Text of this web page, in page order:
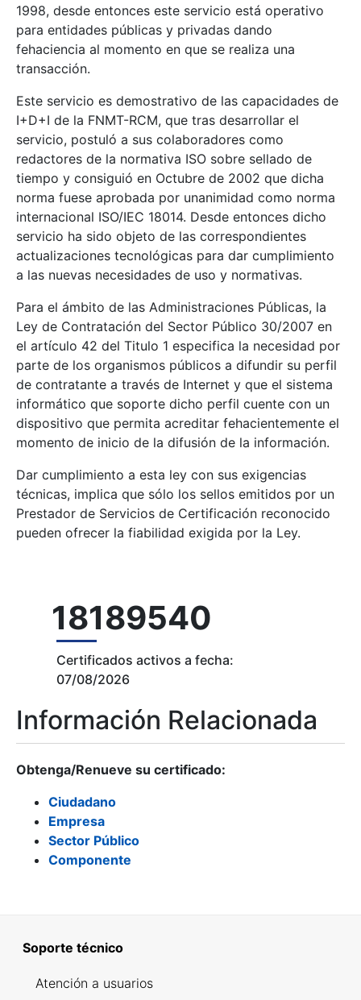
1998, desde entonces este servicio está operativo
para entidades públicas y privadas dando
fehaciencia al momento en que se realiza una
transacción.
Este servicio es demostrativo de las capacidades de
I+D+I de la FNMT-RCM, que tras desarrollar el
servicio, postuló a sus colaboradores como
redactores de la normativa ISO sobre sellado de
tiempo y consiguió en Octubre de 2002 que dicha
norma fuese aprobada por unanimidad como norma
internacional ISO/IEC 18014. Desde entonces dicho
servicio ha sido objeto de las correspondientes
actualizaciones tecnológicas para dar cumplimiento
a las nuevas necesidades de uso y normativas.
Para el ámbito de las Administraciones Públicas, la
Ley de Contratación del Sector Público 30/2007 en
el artículo 42 del Titulo 1 especifica la necesidad por
parte de los organismos públicos a difundir su perfil
de contratante a través de Internet y que el sistema
informático que soporte dicho perfil cuente con un
dispositivo que permita acreditar fehacientemente el
momento de inicio de la difusión de la información.
Dar cumplimiento a esta ley con sus exigencias
técnicas, implica que sólo los sellos emitidos por un
Prestador de Servicios de Certificación reconocido
pueden ofrecer la fiabilidad exigida por la Ley.
18189540
Certificados activos a fecha:
07/08/2026
Información Relacionada
Obtenga/Renueve su certificado:
Ciudadano
Empresa
Sector Público
Componente
Soporte técnico
Atención a usuarios